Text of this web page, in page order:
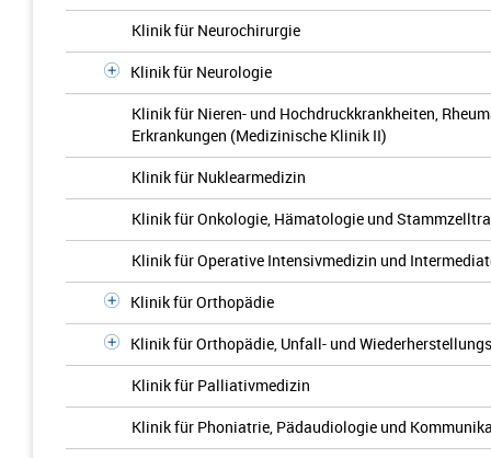
Klinik für Neurochirurgie
Klinik für Neurologie
Klinik für Nieren- und Hochdruckkrankheiten,
Erkrankungen (Medizinische Klinik II)
Klinik für Nuklearmedizin
Klinik für Onkologie, Hämatologie und
Klinik für Operative Intensivmedizin und
Klinik für Orthopädie
Klinik für Orthopädie, Unfall- und
Klinik für Palliativmedizin
Klinik für Phoniatrie, Pädaudiologie und